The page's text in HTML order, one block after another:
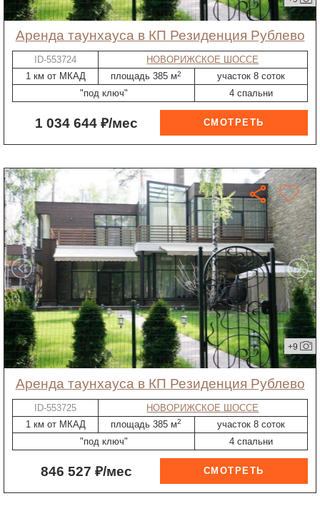
Аренда таунхауса в КП Резиденция Рублево
ID-553724
НОВОРИЖСКОЕ ШОССЕ
1 км от МКАД
площадь 385 м2
участок 8 соток
"под ключ"
4 спальни
1 034 644 ₽/мес
+9
Аренда таунхауса в КП Резиденция Рублево
ID-553725
НОВОРИЖСКОЕ ШОССЕ
1 км от МКАД
площадь 385 м2
участок 8 соток
"под ключ"
4 спальни
846 527 ₽/мес